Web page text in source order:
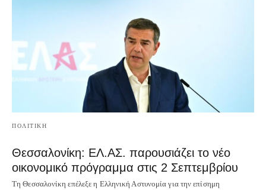
ΠΟΛΙΤΙΚΗ
Θεσσαλονίκη: ΕΛ.ΑΣ. παρουσιάζει το νέο
οικονομικό πρόγραμμα στις 2 Σεπτεμβρίου
Τη Θεσσαλονίκη επέλεξε η Ελληνική Αστυνομία για την επίσημη